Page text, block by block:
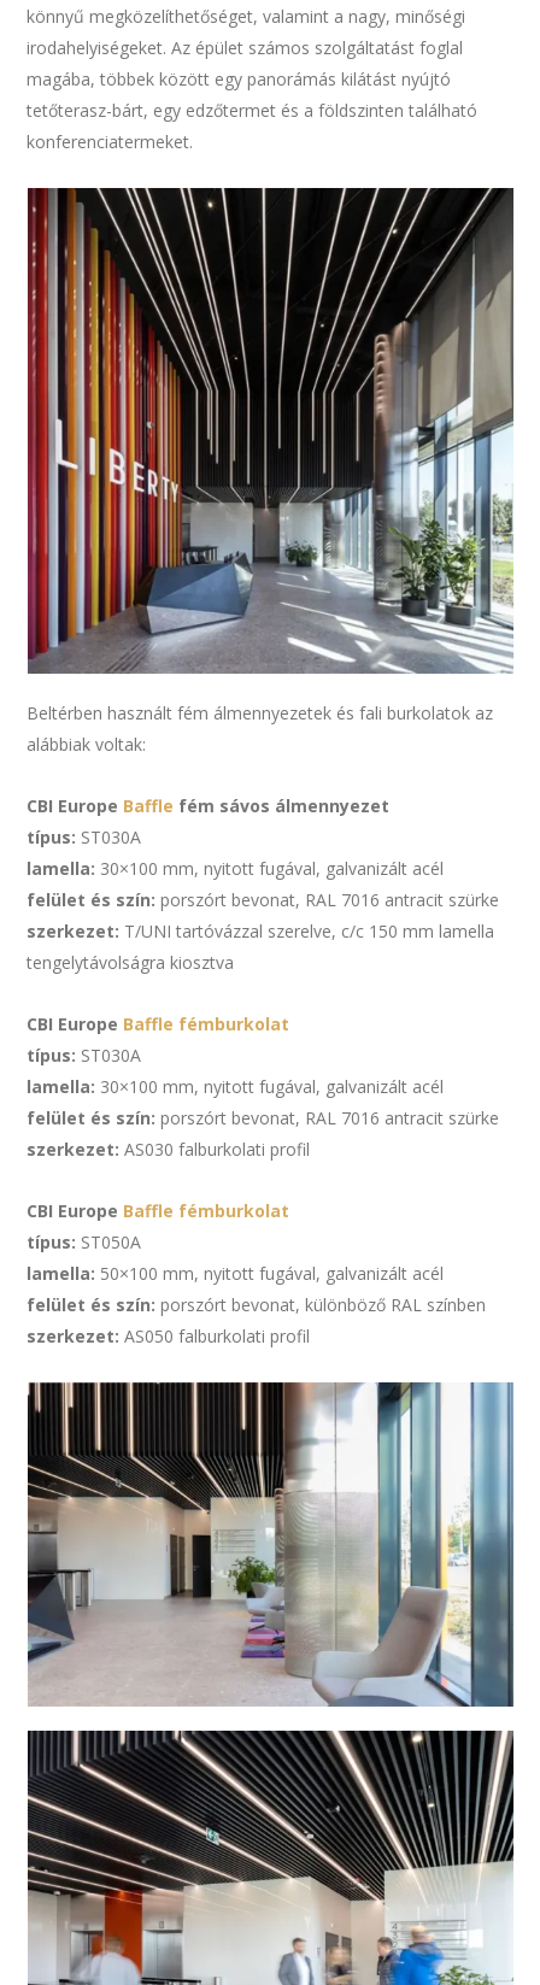
könnyű megközelíthetőséget, valamint a nagy, minőségi
irodahelyiségeket. Az épület számos szolgáltatást foglal
magába, többek között egy panorámás kilátást nyújtó
tetőterasz-bárt, egy edzőtermet és a földszinten található
konferenciatermeket.
Beltérben használt fém álmennyezetek és fali burkolatok az
alábbiak voltak:
CBI Europe Baffle fém sávos álmennyezet
típus: ST030A
lamella: 30×100 mm, nyitott fugával, galvanizált acél
felület és szín: porszórt bevonat, RAL 7016 antracit szürke
szerkezet: T/UNI tartóvázzal szerelve, c/c 150 mm lamella
tengelytávolságra kiosztva
CBI Europe Baffle fémburkolat
típus: ST030A
lamella: 30×100 mm, nyitott fugával, galvanizált acél
felület és szín: porszórt bevonat, RAL 7016 antracit szürke
szerkezet: AS030 falburkolati profil
CBI Europe Baffle fémburkolat
típus: ST050A
lamella: 50×100 mm, nyitott fugával, galvanizált acél
felület és szín: porszórt bevonat, különböző RAL színben
szerkezet: AS050 falburkolati profil